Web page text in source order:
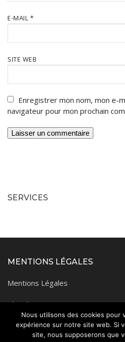
E-MAIL *
SITE WEB
Enregistrer mon nom, mon e-
navigateur pour mon prochain
SERVICES
MENTIONS LÉGALES
Mentions Légales
Plan du site
Nous utilisons des cookies pour
expérience sur notre site web. Si
site, nous supposerons que